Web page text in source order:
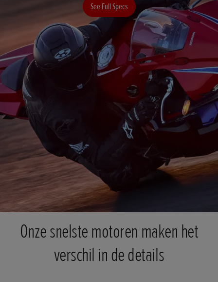
See Full Specs
Onze snelste motoren maken het
verschil in de details